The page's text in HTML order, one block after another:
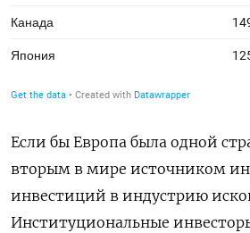
Если бы Европа была одной
вторым в мире источником
инвестиций в индустрию
Институциональные